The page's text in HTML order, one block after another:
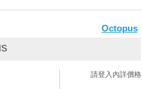
Octopus
請登入內詳價格